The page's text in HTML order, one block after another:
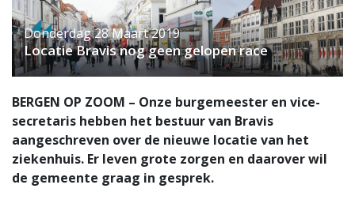
Donderdag 28 Maart 2019
Locatie Bravis nog geen gelopen race
BERGEN OP ZOOM – Onze burgemeester en vice-
secretaris hebben het bestuur van Bravis
aangeschreven over de nieuwe locatie van het
ziekenhuis. Er leven grote zorgen en daarover wil
de gemeente graag in gesprek.